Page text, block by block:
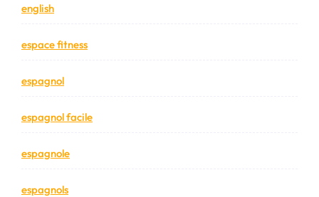
english
espace fitness
espagnol
espagnol facile
espagnole
espagnols